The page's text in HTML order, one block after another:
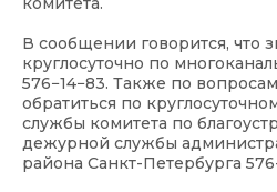
В сообщении говорится, что
круглосуточно по
576−14−83. Также по
обратиться по
службы комитета по
дежурной службы
района Санкт-Петербурга